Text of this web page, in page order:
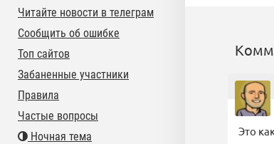
Это
Читайте новости в телеграм
Сообщить об ошибке
Топ сайтов
Забаненные участники
Правила
Частые вопросы
Ночная тема